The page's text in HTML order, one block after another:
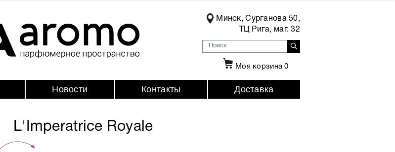
Минск, Сурганова 50,
ТЦ Рига, маг. 32
Моя корзина0
Новости Контакты Доставка
L'Imperatrice Royale